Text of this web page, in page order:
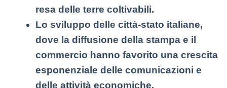
resa delle terre coltivabili.
Lo sviluppo delle città-stato italiane,
dove la diffusione della stampa e il
commercio hanno favorito una crescita
esponenziale delle comunicazioni e
delle attività economiche.